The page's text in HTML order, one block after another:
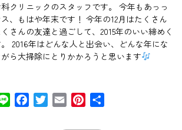
クリニックのスタッフです。 今年もあっっ
、もはや年末です！ 今年の12月はたくさん
さんの友達と過ごして、2015年のいい締めく
2016年はどんな人と出会い、どんな年にな
ら大掃除にとりかかろうと思います
Line FacebookTwitter
Email Pinterest